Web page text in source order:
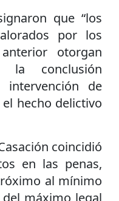
que “los
por los
otorgan
la conclusión
de
el hecho delictivo
coincidió
en las penas,
al mínimo
máximo legal